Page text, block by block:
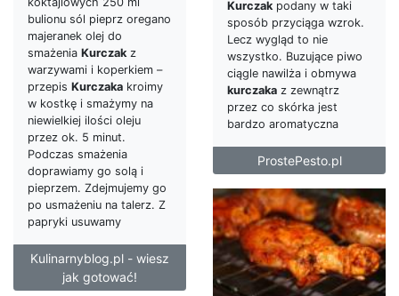
Kurczakpodany w taki
sposób przyciąga wzrok.
Lecz wygląd to nie
wszystko. Buzujące piwo
ciągle nawilża i obmywa
kurczaka z zewnątrz
przez co skórka jest
bardzo aromatyczna
ProstePesto.pl
bulionu sól pieprz oregano
majeranek olej do
smażenia Kurczakz
warzywami i koperkiem –
przepis Kurczaka kroimy
w kostkę i smażymy na
niewielkiej ilości oleju
przez ok. 5 minut.
Podczas smażenia
doprawiamy go solą i
pieprzem. Zdejmujemy go
po usmażeniu na talerz. Z
papryki usuwamy
Kulinarnyblog.pl - wiesz
jak gotować!